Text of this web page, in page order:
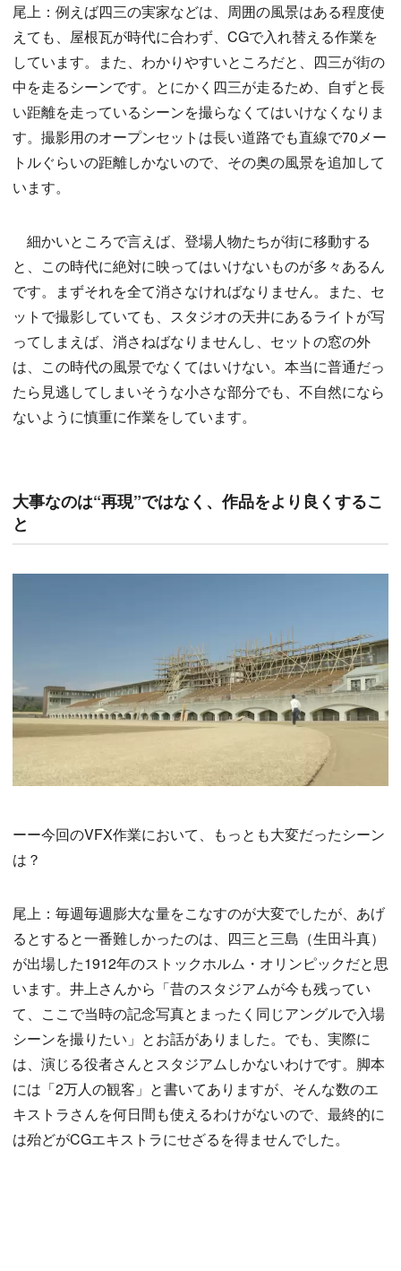
尾上：例えば四三の実家などは、周囲の風景はある程度使
えても、屋根瓦が時代に合わず、CGで入れ替える作業を
しています。また、わかりやすいところだと、四三が街の
中を走るシーンです。とにかく四三が走るため、自ずと長
い距離を走っているシーンを撮らなくてはいけなくなりま
す。撮影用のオープンセットは長い道路でも直線で70メー
トルぐらいの距離しかないので、その奥の風景を追加して
います。
細かいところで言えば、登場人物たちが街に移動する
と、この時代に絶対に映ってはいけないものが多々あるん
です。まずそれを全て消さなければなりません。また、セ
ットで撮影していても、スタジオの天井にあるライトが写
ってしまえば、消さねばなりませんし、セットの窓の外
は、この時代の風景でなくてはいけない。本当に普通だっ
たら見逃してしまいそうな小さな部分でも、不自然になら
ないように慎重に作業をしています。
大事なのは“再現”ではなく、作品をより良くするこ
と
ーー今回のVFX作業において、もっとも大変だったシーン
は？
尾上：毎週毎週膨大な量をこなすのが大変でしたが、あげ
るとすると一番難しかったのは、四三と三島（生田斗真）
が出場した1912年のストックホルム・オリンピックだと思
います。井上さんから「昔のスタジアムが今も残ってい
て、ここで当時の記念写真とまったく同じアングルで入場
シーンを撮りたい」とお話がありました。でも、実際に
は、演じる役者さんとスタジアムしかないわけです。脚本
には「2万人の観客」と書いてありますが、そんな数のエ
キストラさんを何日間も使えるわけがないので、最終的に
は殆どがCGエキストラにせざるを得ませんでした。